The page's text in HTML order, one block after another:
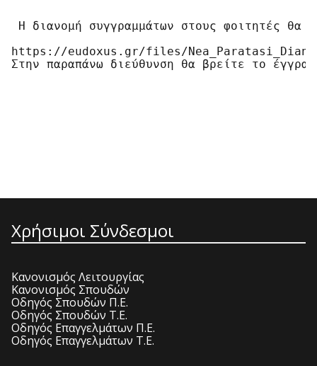
Η διανομή συγγραμμάτων στους φοιτητές θα
https://eudoxus.gr/files/
Στην παραπάνω διεύθυνση θα βρείτε το
Χρήσιμοι Σύνδεσμοι
Κανονισμός Λειτουργίας
Κανονισμός Σπουδών
Οδηγός Σπουδών Π.Ε.
Οδηγός Σπουδών Τ.Ε.
Οδηγός Επαγγελμάτων Π.Ε.
Οδηγός Επαγγελμάτων Τ.Ε.